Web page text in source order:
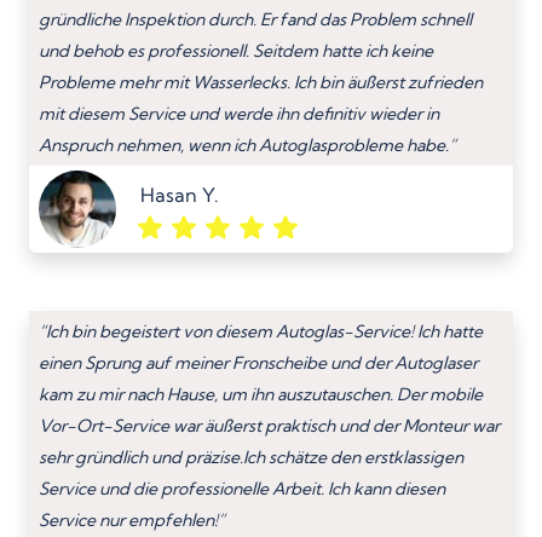
gründliche Inspektion durch. Er fand das Problem schnell
und behob es professionell. Seitdem hatte ich keine
Probleme mehr mit Wasserlecks. Ich bin äußerst zufrieden
mit diesem Service und werde ihn definitiv wieder in
Anspruch nehmen, wenn ich Autoglasprobleme habe.”
Hasan Y.
“Ich bin begeistert von diesem Autoglas-Service! Ich hatte
einen Sprung auf meiner Fronscheibe und der Autoglaser
kam zu mir nach Hause, um ihn auszutauschen. Der mobile
Vor-Ort-Service war äußerst praktisch und der Monteur war
sehr gründlich und präzise.Ich schätze den erstklassigen
Service und die professionelle Arbeit. Ich kann diesen
Service nur empfehlen!”